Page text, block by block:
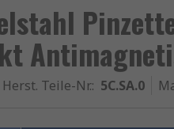
Herst. Teile-Nr.: 5C.SA.0